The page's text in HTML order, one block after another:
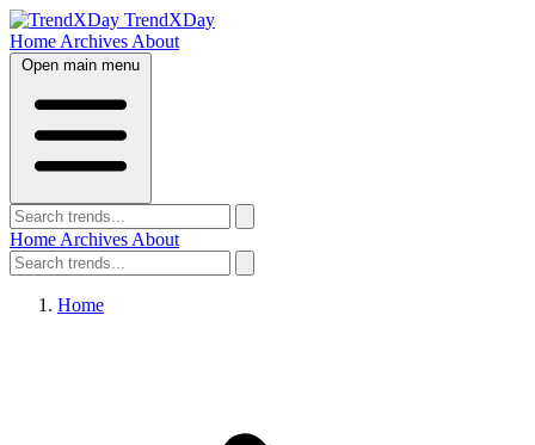
TrendXDay
Home Archives About
Open main menu
Home Archives About
Home